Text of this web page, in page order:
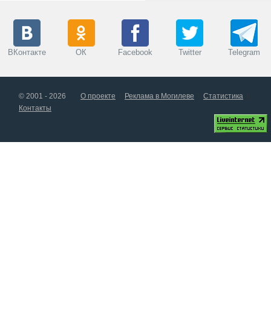
ВКонтакте ОК Facebook Twitter Telegram
© 2001 - 2026 О проекте Реклама в Могилеве
Статистика
Контакты